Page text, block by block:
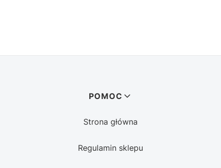
POMOC
Strona główna
Regulamin sklepu